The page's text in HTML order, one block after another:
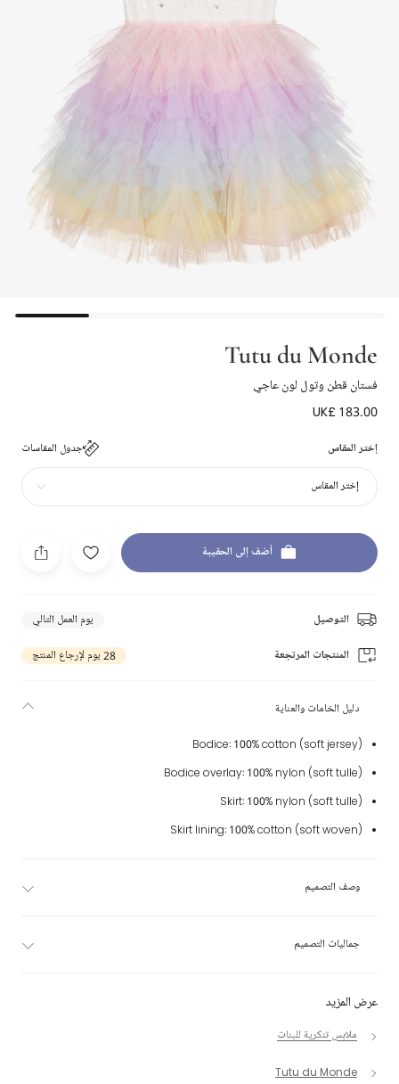
Tutu du Monde
فستان قطن وتول لون عاجي
UK£ 183.00
إختر المقاس جدول المقاسات
إختر المقاس
أضف إلى الحقيبة
التوصيل يوم العمل التالي
المنتجات المرتجعة 28 يوم لإرجاع المنتج
عرض المزيد
ملابس تنكرية للبنات
Tutu du Monde
دليل الخامات والعناية
Bodice: 100% cotton (soft jersey)
Bodice overlay: 100% nylon (soft tulle)
Skirt: 100% nylon (soft tulle)
Skirt lining: 100% cotton (soft woven)
وصف التصميم
جماليات التصميم